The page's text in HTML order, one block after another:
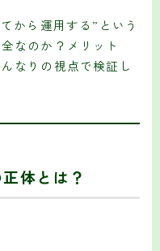
から運用する”という
なのか？メリット
なりの視点で検証し
体とは？